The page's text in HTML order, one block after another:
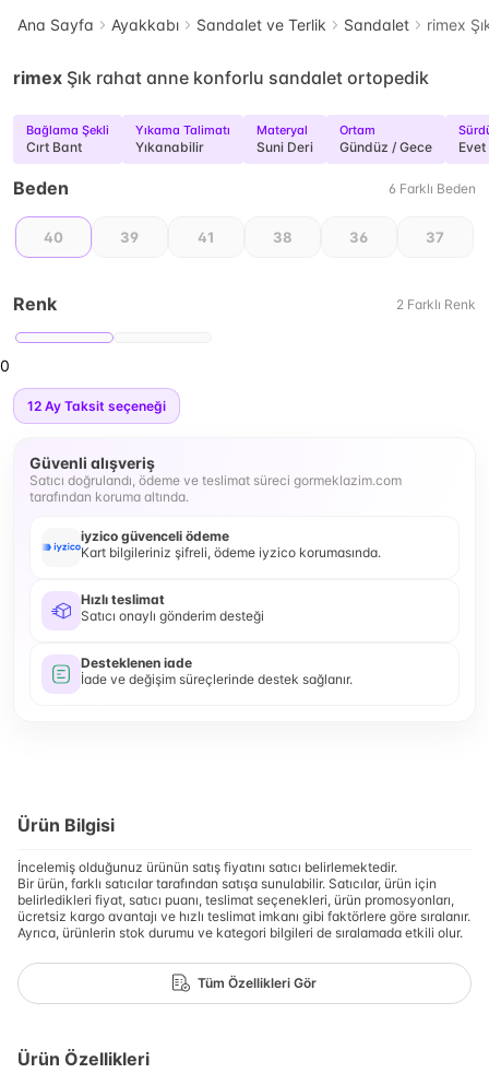
Ana Sayfa Ayakkabı Sandalet ve Terlik Sandalet rimex
rimex Şık rahat anne konforlu sandalet ortopedik
Bağlama Şekli
Cırt Bant
Yıkama Talimatı
Yıkanabilir
Materyal
Suni Deri
Ortam
Gündüz / Gece Evet
Beden 6 Farklı Beden
40 39 41 38 36 37
Renk 2 Farklı Renk
0
12 Ay Taksit seçeneği
Güvenli alışveriş
Satıcı doğrulandı, ödeme ve teslimat süreci gormeklazim.com
tarafından koruma altında.
iyzico güvenceli ödeme
Kart bilgileriniz şifreli, ödeme iyzico korumasında.
Hızlı teslimat
Satıcı onaylı gönderim desteği
Desteklenen iade
İade ve değişim süreçlerinde destek sağlanır.
Ürün Bilgisi
İncelemiş olduğunuz ürünün satış fiyatını satıcı belirlemektedir.
Bir ürün, farklı satıcılar tarafından satışa sunulabilir. Satıcılar, ürün için
belirledikleri fiyat, satıcı puanı, teslimat seçenekleri, ürün promosyonları,
ücretsiz kargo avantajı ve hızlı teslimat imkanı gibi faktörlere göre sıralanır.
Ayrıca, ürünlerin stok durumu ve kategori bilgileri de sıralamada etkili olur.
Tüm Özellikleri Gör
Ürün Özellikleri